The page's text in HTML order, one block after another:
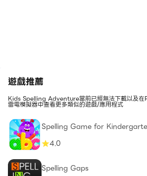
遊戲推薦
Kids Spelling Adventure當前已經無法下載以及在
雷電模擬器中查看更多類似的遊戲/應用程式
Spelling Game for
4.0
Spelling Gaps